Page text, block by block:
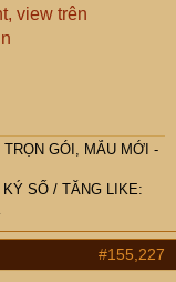
view trên
GÓI, MẪU MỚI -
KÝ SỐ / TĂNG LIKE:
#155,227